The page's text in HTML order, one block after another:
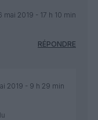
mai 2019 - 17 h 10 min
RÉPONDRE
2019 - 9 h 29 min